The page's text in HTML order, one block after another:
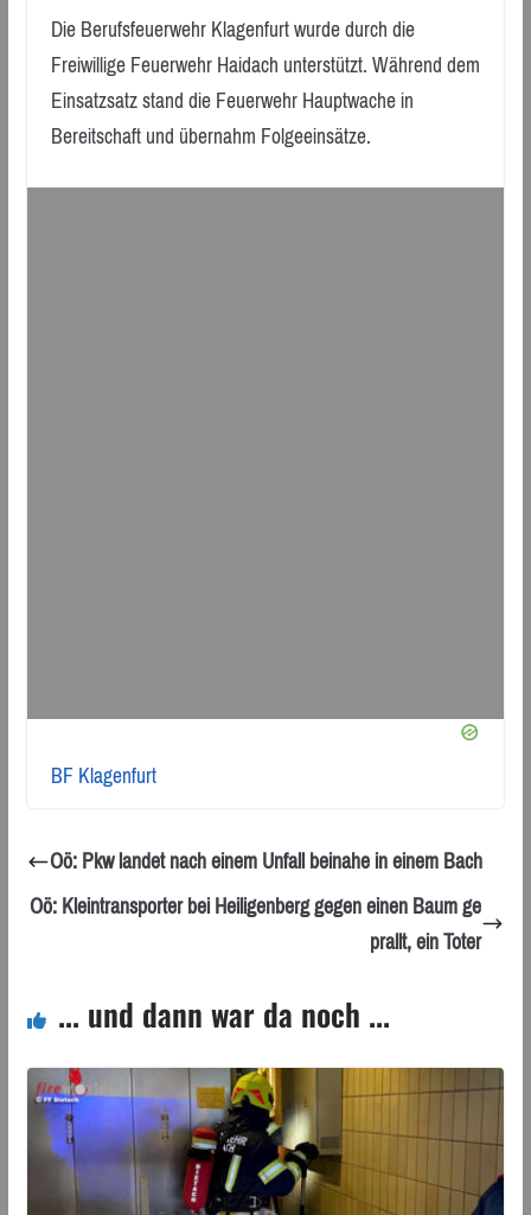
Die Berufsfeuerwehr Klagenfurt wurde durch die
Freiwillige Feuerwehr Haidach unterstützt. Während dem
Einsatzsatz stand die Feuerwehr Hauptwache in
Bereitschaft und übernahm Folgeeinsätze.
BF Klagenfurt
Oö: Pkw landet nach einem Unfall beinahe in einem Bach
Oö: Kleintransporter bei Heiligenberg gegen einen Baum ge
prallt, ein Toter
... und dann war da noch ...